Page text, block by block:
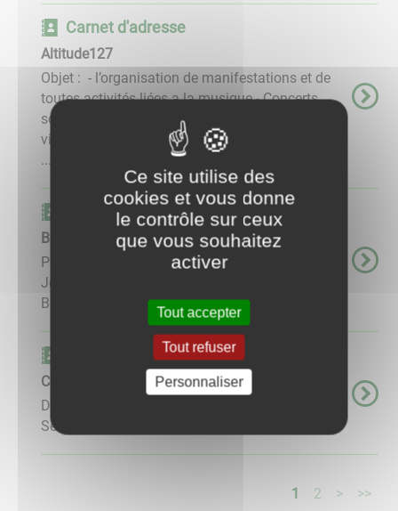
Carnet d'adresse
Altitude127
Objet : - l’organisation de manifestations et de
toutes activités liées a la musique - Concerts,
soirées dansantes, expositions, foires aux
vinyles-> - Vente occasionnelle de tous produits
...
Carnet d'adresse
Boule Vermentonnaise
PRESIDENT : Cédric MARCEAU Secrétaire :
Jérémy VERFAILLIE Trésorier : Olivier
BERTRAND ​​​​​​​ ...
Carnet d'adresse
Club d'échecs les 3 tours
Dans la cour de l'école élémentaire. Contact:
Sébastien BORNOT ...
1 2 > >>
Ce site utilise des
cookies et vous donne
le contrôle sur ceux
que vous souhaitez
activer
Tout accepter
Tout refuser
Personnaliser